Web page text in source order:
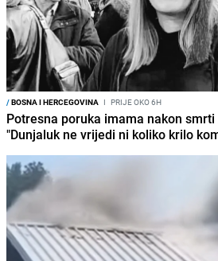
/BOSNA I HERCEGOVINA I PRIJE OKO 6H
Potresna poruka imama nakon
"Dunjaluk ne vrijedi ni koliko krilo